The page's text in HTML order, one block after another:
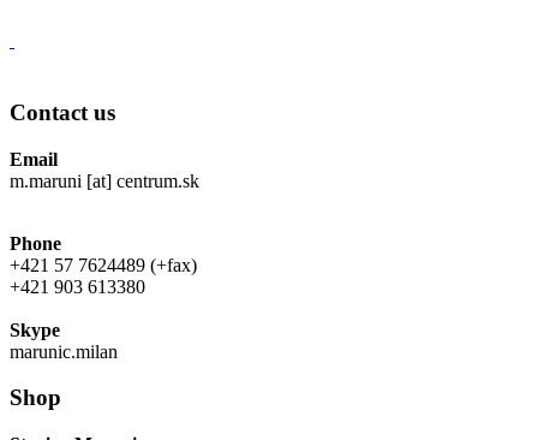
Contact us
Email
m.maruni [at] centrum.sk
Phone
+421 57 7624489 (+fax)
+421 903 613380
Skype
marunic.milan
Shop